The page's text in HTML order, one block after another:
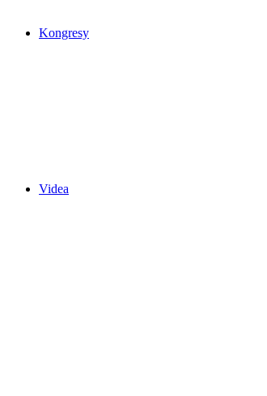
Kongresy
Videa